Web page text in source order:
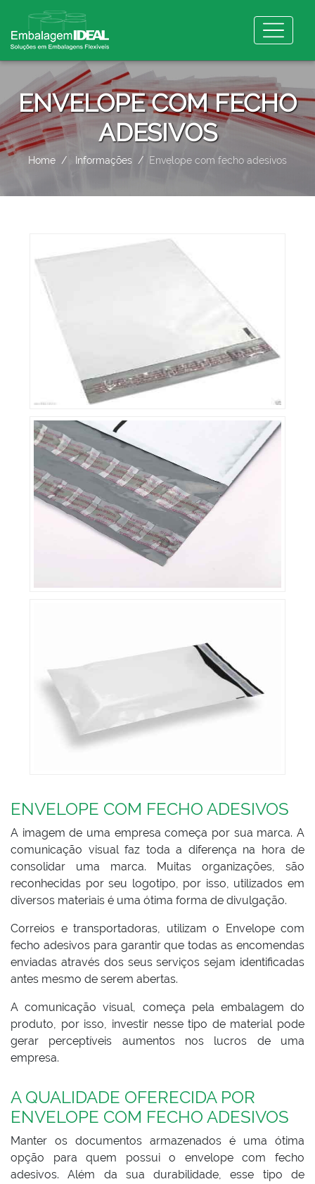
ENVELOPE COM FECHO
ADESIVOS
Home Informações Envelope com fecho adesivos
ENVELOPE COM FECHO ADESIVOS
A imagem de uma empresa começa por sua marca. A
comunicação visual faz toda a diferença na hora de
consolidar uma marca. Muitas organizações, são
reconhecidas por seu logotipo, por isso, utilizados em
diversos materiais é uma ótima forma de divulgação.
Correios e transportadoras, utilizam o Envelope com
fecho adesivos para garantir que todas as encomendas
enviadas através dos seus serviços sejam identificadas
antes mesmo de serem abertas.
A comunicação visual, começa pela embalagem do
produto, por isso, investir nesse tipo de material pode
gerar perceptíveis aumentos nos lucros de uma
empresa.
A QUALIDADE OFERECIDA POR
ENVELOPE COM FECHO ADESIVOS
Manter os documentos armazenados é uma ótima
opção para quem possui o envelope com fecho
adesivos. Além da sua durabilidade, esse tipo de